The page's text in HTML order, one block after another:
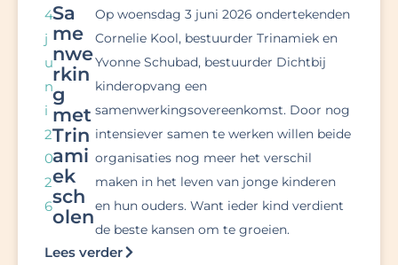
4
j
u
n
i
2
0
2
6
Sa
me
nwe
rkin
g
met
Trin
ami
ek
sch
olen
Op woensdag 3 juni 2026 ondertekenden
Cornelie Kool, bestuurder Trinamiek en
Yvonne Schubad, bestuurder Dichtbij
kinderopvang een
samenwerkingsovereenkomst. Door nog
intensiever samen te werken willen beide
organisaties nog meer het verschil
maken in het leven van jonge kinderen
en hun ouders. Want ieder kind verdient
de beste kansen om te groeien.
Lees verder